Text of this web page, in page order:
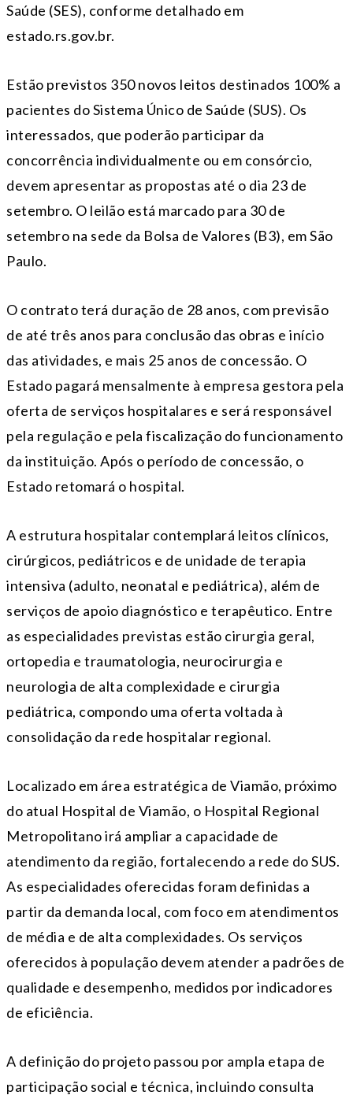
Saúde (SES), conforme detalhado em
estado.rs.gov.br.
Estão previstos 350 novos leitos destinados 100% a
pacientes do Sistema Único de Saúde (SUS). Os
interessados, que poderão participar da
concorrência individualmente ou em consórcio,
devem apresentar as propostas até o dia 23 de
setembro. O leilão está marcado para 30 de
setembro na sede da Bolsa de Valores (B3), em São
Paulo.
O contrato terá duração de 28 anos, com previsão
de até três anos para conclusão das obras e início
das atividades, e mais 25 anos de concessão. O
Estado pagará mensalmente à empresa gestora pela
oferta de serviços hospitalares e será responsável
pela regulação e pela fiscalização do funcionamento
da instituição. Após o período de concessão, o
Estado retomará o hospital.
A estrutura hospitalar contemplará leitos clínicos,
cirúrgicos, pediátricos e de unidade de terapia
intensiva (adulto, neonatal e pediátrica), além de
serviços de apoio diagnóstico e terapêutico. Entre
as especialidades previstas estão cirurgia geral,
ortopedia e traumatologia, neurocirurgia e
neurologia de alta complexidade e cirurgia
pediátrica, compondo uma oferta voltada à
consolidação da rede hospitalar regional.
Localizado em área estratégica de Viamão, próximo
do atual Hospital de Viamão, o Hospital Regional
Metropolitano irá ampliar a capacidade de
atendimento da região, fortalecendo a rede do SUS.
As especialidades oferecidas foram definidas a
partir da demanda local, com foco em atendimentos
de média e de alta complexidades. Os serviços
oferecidos à população devem atender a padrões de
qualidade e desempenho, medidos por indicadores
de eficiência.
A definição do projeto passou por ampla etapa de
participação social e técnica, incluindo consulta